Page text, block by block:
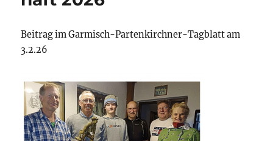
Beitrag im Garmisch-Partenkirchner-Tagblatt am
3.2.26